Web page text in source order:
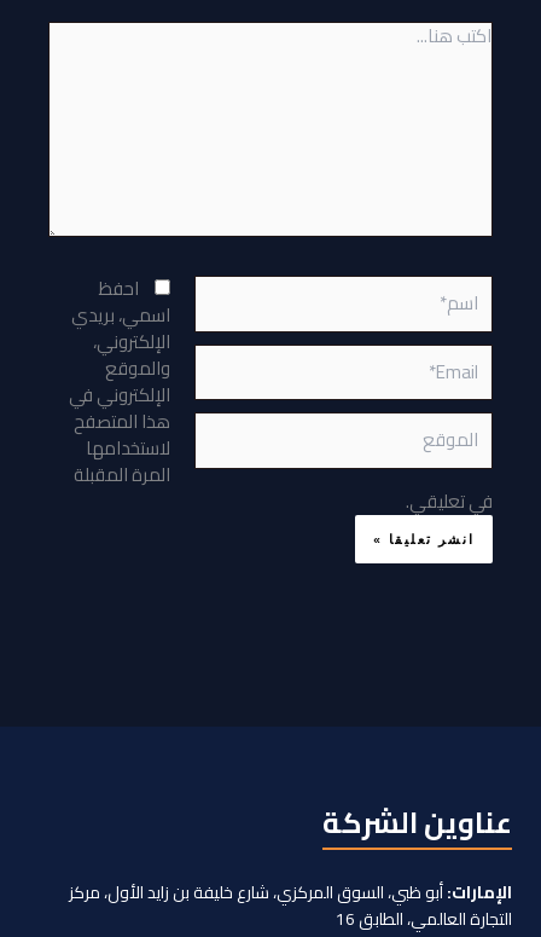
اكتب
اسم*
Email*
الموقع
احفظ
اسمي، بريدي
الإلكتروني،
والموقع
الإلكتروني في
هذا المتصفح
لاستخدامها
المرة المقبلة
في تعليقي.
عناوين الشركة
الإمارات:أبو ظبي، السوق المركزي، شارع خليفة بن زايد الأول، مركز
التجارة العالمي، الطابق 16